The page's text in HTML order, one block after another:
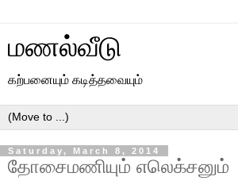
மணல்வீடு
கற்பனையும் கடித்தவையும்
Saturday, March 8, 2014
தோசைமணியும் எலெக்சனும்